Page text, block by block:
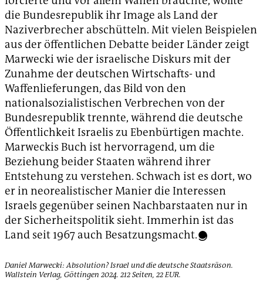
die Bundesrepublik ihr Image als Land der
Naziverbrecher abschütteln. Mit vielen Beispielen
aus der öffentlichen Debatte beider Länder zeigt
Marwecki wie der israelische Diskurs mit der
Zunahme der deutschen Wirtschafts- und
Waffenlieferungen, das Bild von den
nationalsozialistischen Verbrechen von der
Bundesrepublik trennte, während die deutsche
Öffentlichkeit Israelis zu Ebenbürtigen machte.
Marweckis Buch ist hervorragend, um die
Beziehung beider Staaten während ihrer
Entstehung zu verstehen. Schwach ist es dort, wo
er in neorealistischer Manier die Interessen
Israels gegenüber seinen Nachbarstaaten nur in
der Sicherheitspolitik sieht. Immerhin ist das
Land seit 1967 auch Besatzungsmacht.
Daniel Marwecki: Absolution? Israel und die deutsche Staatsräson.
Wallstein Verlag, Göttingen 2024. 212 Seiten, 22 EUR.